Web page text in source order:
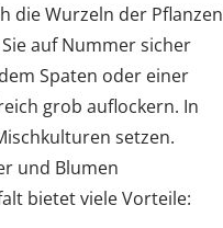
die Wurzeln der Pflanzen
auf Nummer sicher
Spaten oder einer
grob auflockern. In
setzen.
und Blumen
bietet viele Vorteile: